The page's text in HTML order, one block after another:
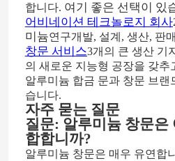
알루미늄 태양실
커튼 월
합니다. 여기 좋은 선택이 있
어비네이션 테크놀로지 회사
미늄연구개발, 설계, 생산, 판
창문 서비스3개의 큰 생산 기
의 새로운 지능형 공장을 갖추
알루미늄 합금 문과 창문 브랜
습니다.
자주 묻는 질문
질문: 알루미늄 창문은
합합니까?
알루미늄 창문은 매우 유연합